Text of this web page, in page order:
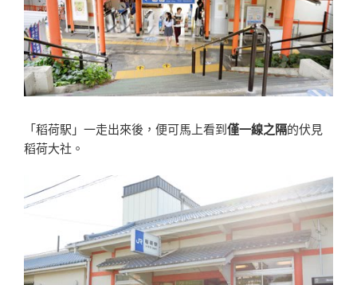
「稻荷駅」一走出來後，便可馬上看到僅一線之隔的伏見
稻荷大社。